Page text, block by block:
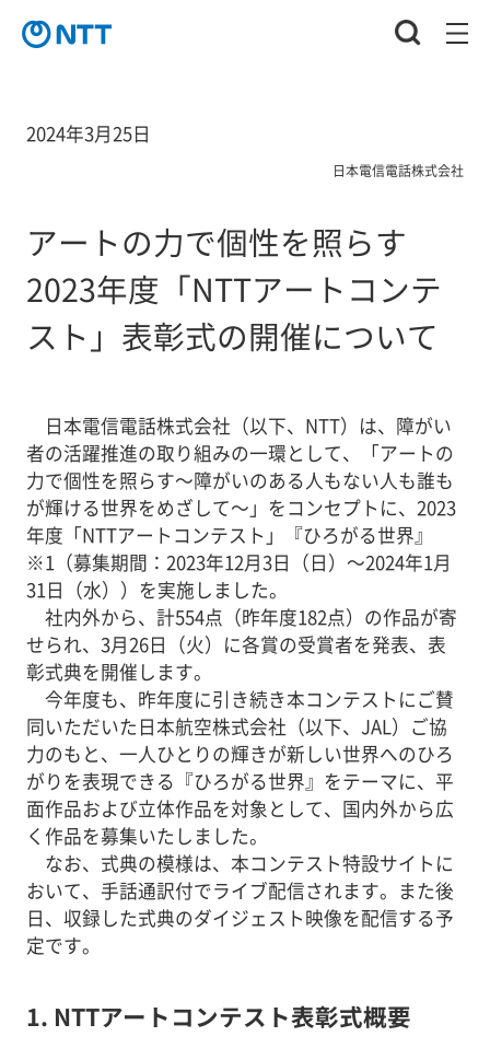
2024年3月25日
日本電信電話株式会社
アートの力で個性を照らす
2023年度「NTTアートコンテ
スト」表彰式の開催について
日本電信電話株式会社（以下、NTT）は、障がい
者の活躍推進の取り組みの一環として、「アートの
力で個性を照らす～障がいのある人もない人も誰も
が輝ける世界をめざして～」をコンセプトに、2023
年度「NTTアートコンテスト」『ひろがる世界』
※1（募集期間：2023年12月3日（日）～2024年1月
31日（水））を実施しました。
社内外から、計554点（昨年度182点）の作品が寄
せられ、3月26日（火）に各賞の受賞者を発表、表
彰式典を開催します。
今年度も、昨年度に引き続き本コンテストにご賛
同いただいた日本航空株式会社（以下、JAL）ご協
力のもと、一人ひとりの輝きが新しい世界へのひろ
がりを表現できる『ひろがる世界』をテーマに、平
面作品および立体作品を対象として、国内外から広
く作品を募集いたしました。
なお、式典の模様は、本コンテスト特設サイトに
おいて、手話通訳付でライブ配信されます。また後
日、収録した式典のダイジェスト映像を配信する予
定です。
1. NTTアートコンテスト表彰式概要